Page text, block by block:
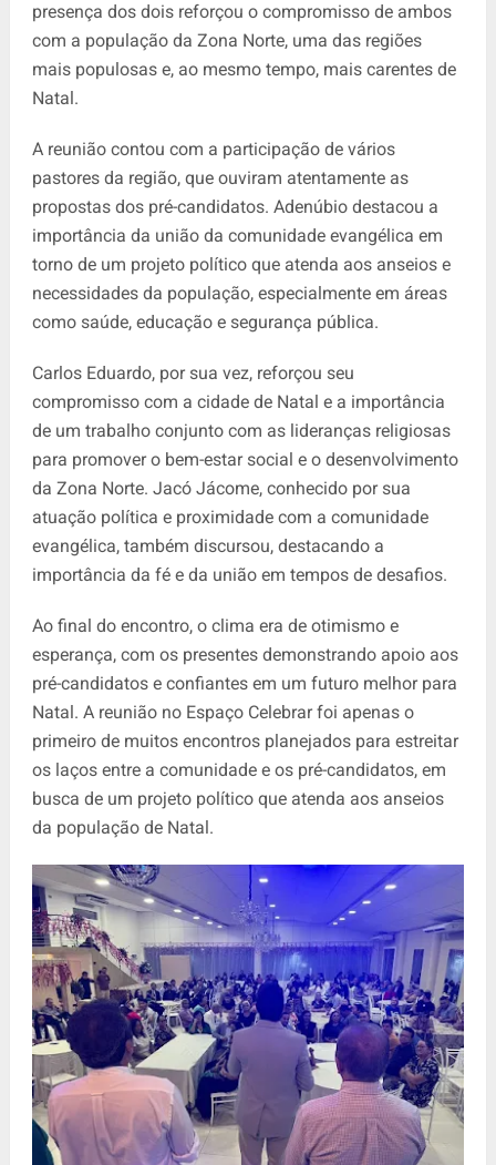
presença dos dois reforçou o compromisso de ambos
com a população da Zona Norte, uma das regiões
mais populosas e, ao mesmo tempo, mais carentes de
Natal.
A reunião contou com a participação de vários
pastores da região, que ouviram atentamente as
propostas dos pré-candidatos. Adenúbio destacou a
importância da união da comunidade evangélica em
torno de um projeto político que atenda aos anseios e
necessidades da população, especialmente em áreas
como saúde, educação e segurança pública.
Carlos Eduardo, por sua vez, reforçou seu
compromisso com a cidade de Natal e a importância
de um trabalho conjunto com as lideranças religiosas
para promover o bem-estar social e o desenvolvimento
da Zona Norte. Jacó Jácome, conhecido por sua
atuação política e proximidade com a comunidade
evangélica, também discursou, destacando a
importância da fé e da união em tempos de desafios.
Ao final do encontro, o clima era de otimismo e
esperança, com os presentes demonstrando apoio aos
pré-candidatos e confiantes em um futuro melhor para
Natal. A reunião no Espaço Celebrar foi apenas o
primeiro de muitos encontros planejados para estreitar
os laços entre a comunidade e os pré-candidatos, em
busca de um projeto político que atenda aos anseios
da população de Natal.